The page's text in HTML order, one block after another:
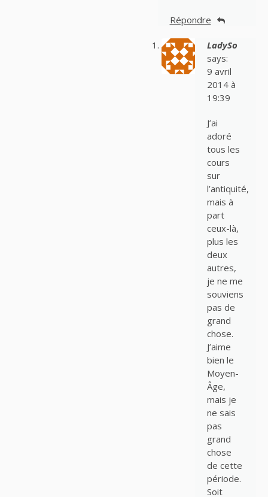
Répondre
LadySo
says:
9 avril
2014 à
19:39
J’ai
adoré
tous les
cours
sur
l’antiquité,
mais à
part
ceux-là,
plus les
deux
autres,
je ne me
souviens
pas de
grand
chose.
J’aime
bien le
Moyen-
Âge,
mais je
ne sais
pas
grand
chose
de cette
période.
Soit